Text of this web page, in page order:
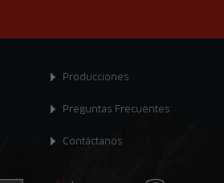
Producciones
Preguntas Frecuentes
Contáctanos